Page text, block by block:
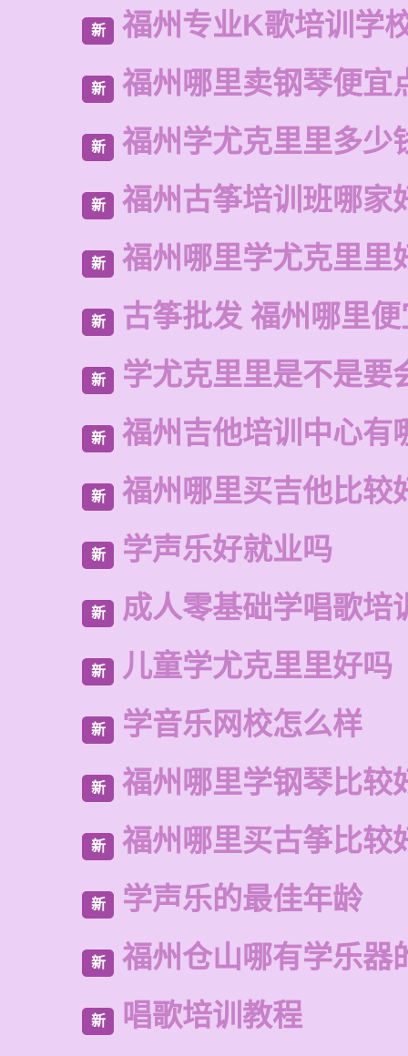
新 福州专业K歌培训学
新 福州哪里卖钢琴便宜
新 福州学尤克里里多少
新 福州古筝培训班哪家
新 福州哪里学尤克里里
新 古筝批发 福州哪里
新 学尤克里里是不是要
新 福州吉他培训中心有
新 福州哪里买吉他比较
新 学声乐好就业吗
新 成人零基础学唱歌培
新 儿童学尤克里里好吗
新 学音乐网校怎么样
新 福州哪里学钢琴比较
新 福州哪里买古筝比较
新 学声乐的最佳年龄
新 福州仓山哪有学乐器
新 唱歌培训教程